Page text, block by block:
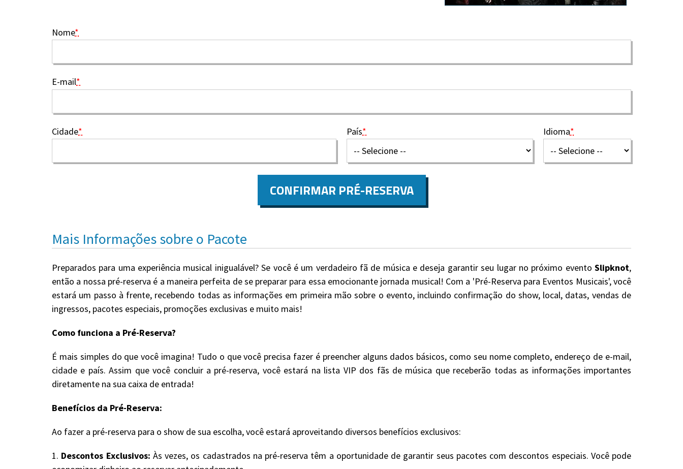
Nome*
E-mail*
Cidade* País* Idioma*
CONFIRMAR PRÉ-RESERVA
Mais Informações sobre o Pacote
Preparados para uma experiência musical inigualável? Se você é um verdadeiro fã de música e deseja garantir seu lugar no próximo evento Slipknot,
então a nossa pré-reserva é a maneira perfeita de se preparar para essa emocionante jornada musical! Com a 'Pré-Reserva para Eventos Musicais', você
estará um passo à frente, recebendo todas as informações em primeira mão sobre o evento, incluindo confirmação do show, local, datas, vendas de
ingressos, pacotes especiais, promoções exclusivas e muito mais!
Como funciona a Pré-Reserva?
É mais simples do que você imagina! Tudo o que você precisa fazer é preencher alguns dados básicos, como seu nome completo, endereço de e-mail,
cidade e país. Assim que você concluir a pré-reserva, você estará na lista VIP dos fãs de música que receberão todas as informações importantes
diretamente na sua caixa de entrada!
Benefícios da Pré-Reserva:
Ao fazer a pré-reserva para o show de sua escolha, você estará aproveitando diversos benefícios exclusivos:
1. Descontos Exclusivos: Às vezes, os cadastrados na pré-reserva têm a oportunidade de garantir seus pacotes com descontos especiais. Você pode